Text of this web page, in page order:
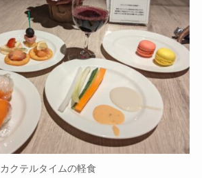
カクテルタイムの軽食